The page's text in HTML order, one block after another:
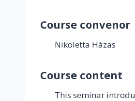
Course convenor
Nikoletta Házas
Course content
This seminar